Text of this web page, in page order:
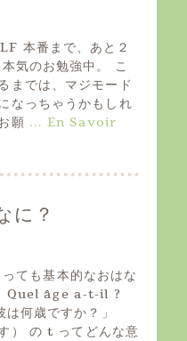
本番まで、あと２
気のお勉強中。 こ
までは、マジモード
なっちゃうかもしれ
願 … En Savoir
に？
ても基本的なおはな
Quel âge a-t-il ?
何歳ですか？」
） の t ってどんな意